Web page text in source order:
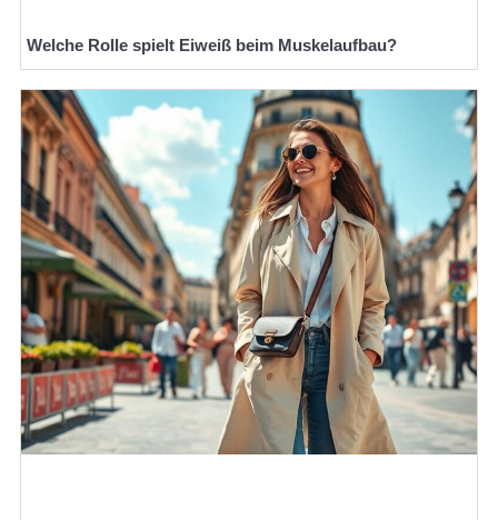
Welche Rolle spielt Eiweiß beim Muskelaufbau?